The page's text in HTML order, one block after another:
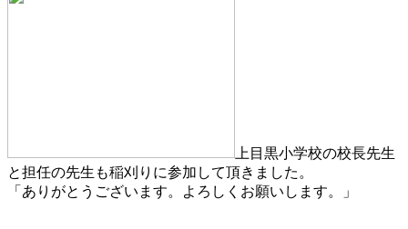
上目黒小学校の校長先生
と担任の先生も稲刈りに参加して頂きました。
「ありがとうございます。よろしくお願いします。」